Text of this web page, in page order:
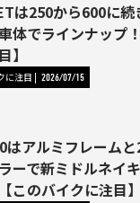
は250から600に
体でラインナップ
】
に注目 2026/07/15
はアルミフレーム
ーで新ミドルネイ
このバイクに注目】